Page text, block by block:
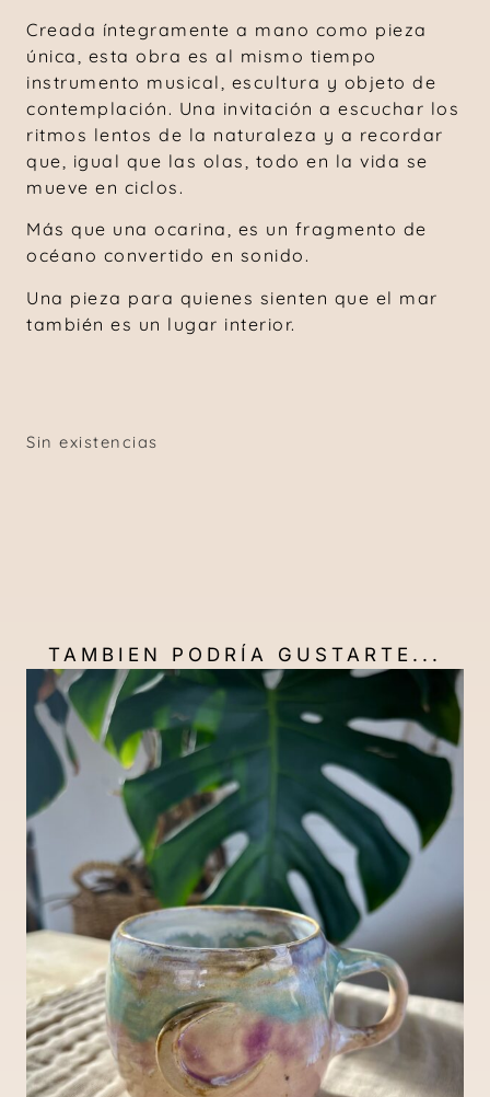
Creada íntegramente a mano como pieza
única, esta obra es al mismo tiempo
instrumento musical, escultura y objeto de
contemplación. Una invitación a escuchar los
ritmos lentos de la naturaleza y a recordar
que, igual que las olas, todo en la vida se
mueve en ciclos.
Más que una ocarina, es un fragmento de
océano convertido en sonido.
Una pieza para quienes sienten que el mar
también es un lugar interior.
Sin existencias
TAMBIEN PODRÍA GUSTARTE...